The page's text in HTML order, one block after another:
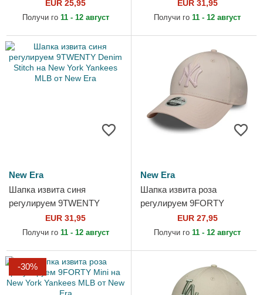
Angeles Dodgers MLB от
EUR 25,95
Получи го 11 - 12 август
от New Era
EUR 31,95
Получи го 11 - 12 август
New Era
Шапка извита синя
регулируем 9TWENTY
Denim Stitch на New York
Yankees MLB от New Era
EUR 31,95
Получи го 11 - 12 август
New Era
Шапка извита роза
регулируем 9FORTY
Metallic на New York
Yankees MLB от New Era
EUR 27,95
Получи го 11 - 12 август
-30%